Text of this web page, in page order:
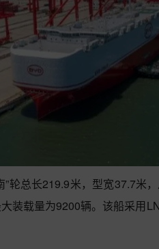
”轮总长219.9米，型宽37.7米
装载量为9200辆。该船采用